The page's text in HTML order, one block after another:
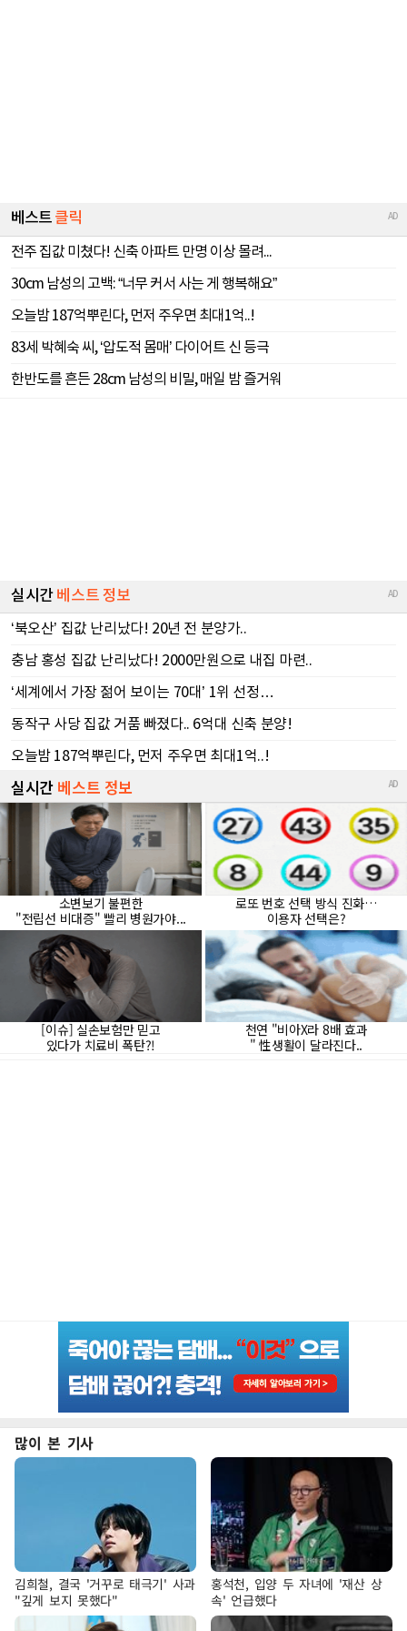
많이 본 기사
김희철, 결국 '거꾸로 태극기' 사과
"깊게 보지 못했다"
홍석천, 입양 두 자녀에 '재산 상
속' 언급했다